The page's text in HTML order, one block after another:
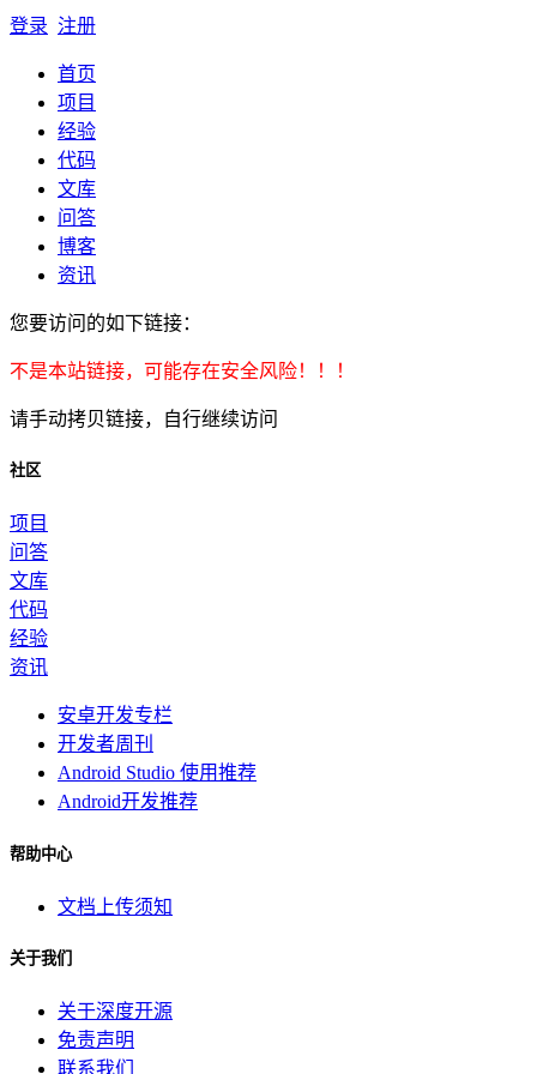
登录 注册
首页
项目
经验
代码
文库
问答
博客
资讯
您要访问的如下链接：
不是本站链接，可能存在安全风险！！！
请手动拷贝链接，自行继续访问
社区
项目
问答
文库
代码
经验
资讯
安卓开发专栏
开发者周刊
Android Studio 使用推荐
Android开发推荐
帮助中心
文档上传须知
关于我们
关于深度开源
免责声明
联系我们